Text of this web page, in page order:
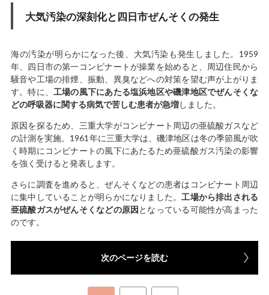
大気汚染の深刻化と四日市ぜんそくの発生
海の汚染が明らかになった後、大気汚染も発生しました。1959
年、四日市の第一コンビナートが操業を始めると、周辺住民から
騒音や工場の排煙、振動、異臭などへの対策を望む声が上がりま
す。特に、工場の風下にあたる塩浜地区や磯津地区でぜんそくな
どの呼吸器に関する病気で苦しむ患者が急増しました。
原因を探るため、三重大学がコンビナート周辺の亜硫酸ガスなど
の計測を実施。1961年に三重大学は、磯津地区は冬の季節風が吹
く時期にコンビナートの風下にあたるため亜硫酸ガス汚染の影響
を強く受けると発表します。
さらに調査を進めると、ぜんそくなどの患者はコンビナート周辺
に集中していることが明らかになりました。工場から排出される
亜硫酸ガスがぜんそくなどの原因となっている可能性が高まった
のです。
次のページを読む